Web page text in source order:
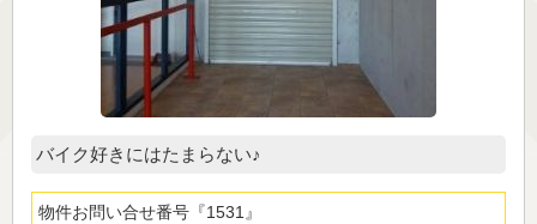
バイク好きにはたまらない♪
物件お問い合せ番号 1531